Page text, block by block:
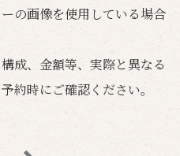
の画像を使用している場合
成、金額等、実際と異なる
約時にご確認ください。